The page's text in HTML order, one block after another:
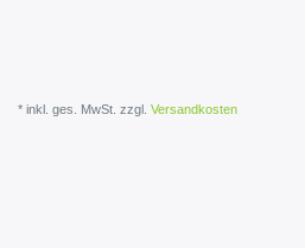
* inkl. ges. MwSt. zzgl. Versandkosten